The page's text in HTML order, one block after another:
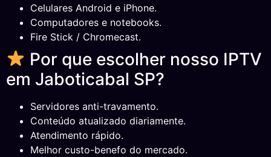
Celulares Android e iPhone.
Computadores e notebooks.
Fire Stick / Chromecast.
Por que escolher nosso IPTV
em Jaboticabal SP?
Servidores anti-travamento.
Conteúdo atualizado diariamente.
Atendimento rápido.
Melhor custo-benefo do mercado.